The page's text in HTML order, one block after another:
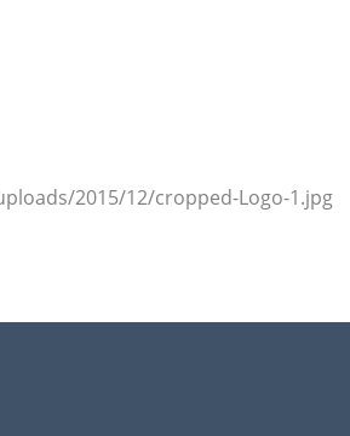
2015/12/cropped-Logo-1.jpg